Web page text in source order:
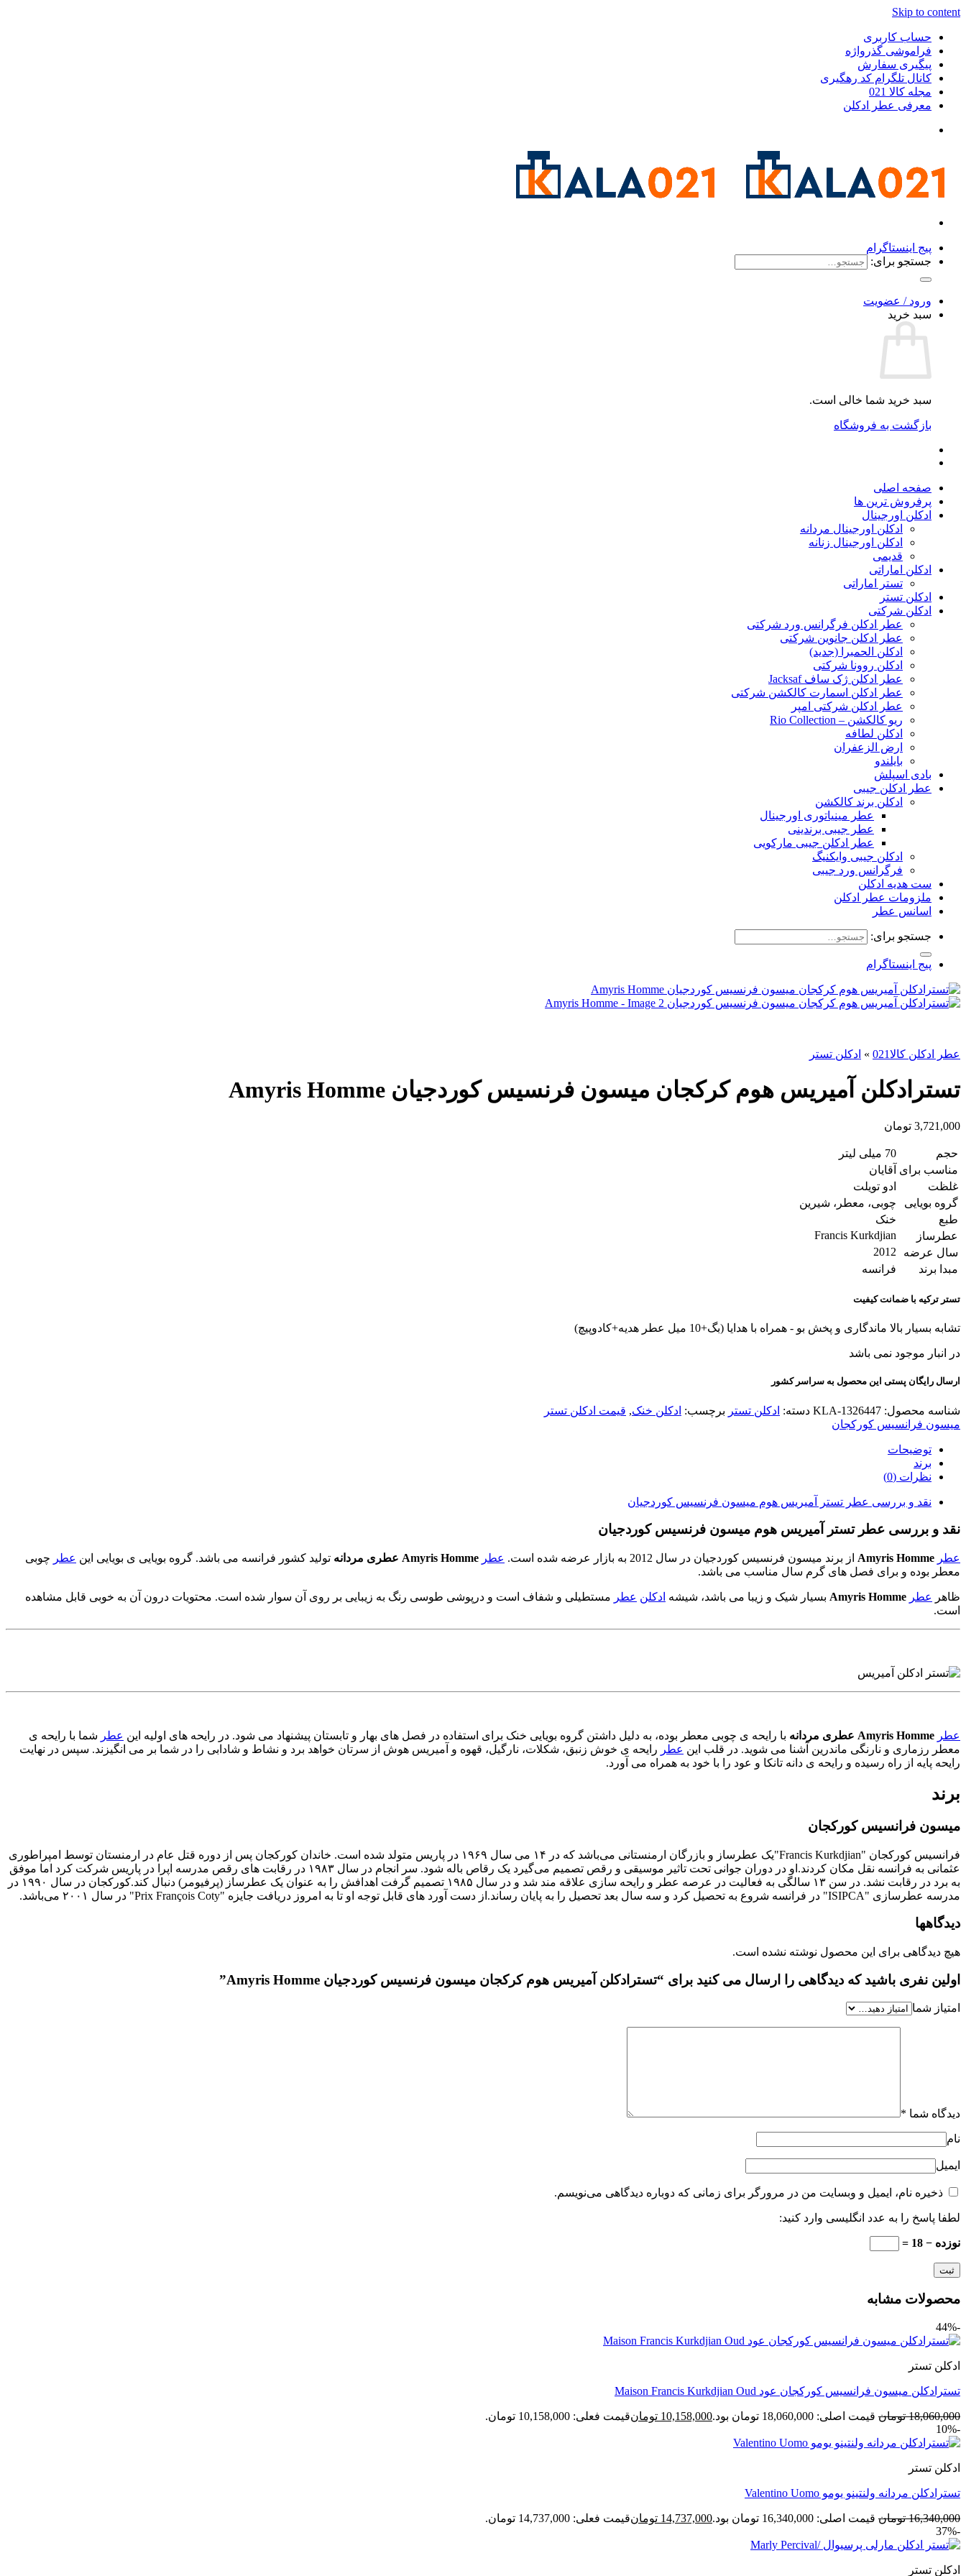
Skip to content
حساب کاربری
فراموشی گذرواژه
پیگیری سفارش
کانال تلگرام کد رهگیری
مجله کالا 021
معرفی عطر ادکلن
پیج اینستاگرام
جستجو برای:
ورود / عضویت
سبد خرید
سبد خرید شما خالی است.
بازگشت به فروشگاه
صفحه اصلی
پرفروش ترین ها
ادکلن اورجینال
ادکلن اورجینال مردانه
ادکلن اورجینال زنانه
قدیمی
ادکلن اماراتی
تستر اماراتی
ادکلن تستر
ادکلن شرکتی
عطر ادکلن فرگرانس ورد شرکتی
عطر ادکلن جانوین شرکتی
ادکلن الحمبرا (جدید)
ادکلن روونا شرکتی
عطر ادکلن ژک‌ ساف Jacksaf
عطر ادکلن اسمارت کالکشن شرکتی
عطر ادکلن شرکتی امپر
ریو کالکشن – Rio Collection
ادکلن لطافه
ارض الزعفران
بایلندو
بادی اسپلش
عطر ادکلن جیبی
ادکلن برند کالکشن
عطر مینیاتوری اورجینال
عطر جیبی برندینی
عطر ادکلن جیبی مارکویی
ادکلن جیبی وایکنیگ
فرگرانس ورد جیبی
ست هدیه ادکلن
ملزومات عطر ادکلن
اسانس عطر
جستجو برای:
پیج اینستاگرام
عطر ادکلن کالا021 » ادکلن تستر
تسترادکلن آمیریس هوم کرکجان میسون فرنسیس کوردجیان Amyris Homme
3,721,000 تومان
حجم
70 میلی لیتر
مناسب برای آقایان
غلظت
ادو تویلت
گروه بویایی
چوبی، معطر، شیرین
طبع
خنک
عطرساز
Francis Kurkdjian
سال عرضه
2012
مبدا برند
فرانسه
تستر ترکیه با ضمانت کیفیت
تشابه بسیار بالا ماندگاری و پخش بو - همراه با هدایا (بگ+10 میل عطر هدیه+کادوپیچ)
در انبار موجود نمی باشد
ارسال رایگان پستی این محصول به سراسر کشور
شناسه محصول: KLA-1326447 دسته: ادکلن تستر برچسب: ادکلن خنک, قیمت ادکلن تستر
میسون فرانسیس کورکجان
توضیحات
برند
نظرات (0)
نقد و بررسی عطر تستر آمیریس هوم میسون فرنسیس کوردجیان
نقد و بررسی عطر تستر آمیریس هوم میسون فرنسیس کوردجیان
عطر Amyris Homme از برند میسون فرنسیس کوردجیان در سال 2012 به بازار عرضه شده است. عطر Amyris Homme عطری مردانه تولید کشور فرانسه می باشد. گروه بویایی ی بویایی این عطر چوبی
معطر بوده و برای فصل های گرم سال مناسب می باشد.
ظاهر عطر Amyris Homme بسیار شیک و زیبا می باشد، شیشه ادکلن عطر مستطیلی و شفاف است و درپوشی طوسی رنگ به زیبایی بر روی آن سوار شده است. محتویات درون آن به خوبی قابل مشاهده
است.
عطر Amyris Homme عطری مردانه با رایحه ی چوبی معطر بوده، به دلیل داشتن گروه بویایی خنک برای استفاده در فصل های بهار و تابستان پیشنهاد می شود. در رایحه های اولیه این عطر شما با رایحه ی
معطر رزماری و نارنگی ماندرین آشنا می شوید. در قلب این عطر رایحه ی خوش زنبق، شکلات، نارگیل، قهوه و آمیریس هوش از سرتان خواهد برد و نشاط و شادابی را در شما بر می انگیزند. سپس در نهایت
رایحه پایه از راه رسیده و رایحه ی دانه تانکا و عود را با خود به همراه می آورد.
برند
میسون فرانسیس کورکجان
فرانسیس کورکجان "Francis Kurkdjian"یک عطرساز و بازرگان ارمنستانی می‌باشد که در ۱۴ می سال ۱۹۶۹ در پاریس متولد شده است. خاندان کورکجان پس از دوره قتل عام در ارمنستان توسط امپراطوری
عثمانی به فرانسه نقل مکان کردند.او در دوران جوانی تحت تاثیر موسیقی و رقص تصمیم می‌گیرد یک رقاص باله شود. سر انجام در سال ۱۹۸۳ در رقابت های رقص مدرسه اپرا در پاریس شرکت کرد اما موفق
به برد در رقابت نشد. در سن ۱۳ سالگی‌ به فعالیت در عرصه عطر و رایحه سازی علاقه مند شد و در سال ۱۹۸۵ تصمیم گرفت اهدافش را به عنوان یک عطرساز (پرفیومر) دنبال کند.کورکجان در سال ۱۹۹۰ در
مدرسه عطرسازی "ISIPCA" در فرانسه شروع به تحصیل کرد و سه سال بعد تحصیل را به پایان رساند.از دست آورد های قابل توجه او تا به امروز دریافت جایزه "Prix François Coty" در سال ۲۰۰۱ می‌باشد.
دیدگاهها
هیچ دیدگاهی برای این محصول نوشته نشده است.
اولین نفری باشید که دیدگاهی را ارسال می کنید برای “تسترادکلن آمیریس هوم کرکجان میسون فرنسیس کوردجیان Amyris Homme”
امتیاز شما
دیدگاه شما *
نام
ایمیل
ذخیره نام، ایمیل و وبسایت من در مرورگر برای زمانی که دوباره دیدگاهی می‌نویسم.
لطفا پاسخ را به عدد انگلیسی وارد کنید:
نوزده − 18 =
محصولات مشابه
-44%
ادکلن تستر
تسترادکلن میسون فرانسیس کورکجان عود Maison Francis Kurkdjian Oud
18,060,000 تومان قیمت اصلی: 18,060,000 تومان بود. 10,158,000 تومانقیمت فعلی: 10,158,000 تومان.
-10%
ادکلن تستر
تسترادکلن مردانه ولنتینو یومو Valentino Uomo
16,340,000 تومان قیمت اصلی: 16,340,000 تومان بود. 14,737,000 تومانقیمت فعلی: 14,737,000 تومان.
-37%
ادکلن تستر